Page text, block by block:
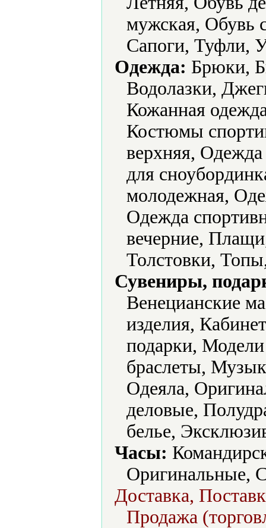
мужская, Обувь
Сапоги, Туфли,
Одежда: Брюки,
Водолазки,
Кожанная
Костюмы
верхняя,
для
молодежная,
Одежда
вечерние,
Толстовки,
Сувениры,
Венецианские
изделия,
подарки,
браслеты,
Одеяла,
деловые,
белье,
Часы:
Оригинальные,
Доставка,
Продажа